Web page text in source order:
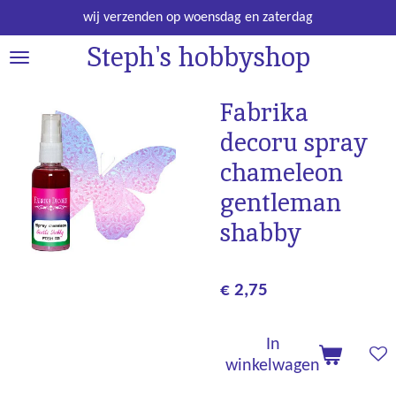
direct
naar
Steph's hobbyshop
wij verzenden op woensdag en zaterdag
Fabrika
decoru spray
chameleon
gentleman
shabby
€ 2,75
In
winkelwagen